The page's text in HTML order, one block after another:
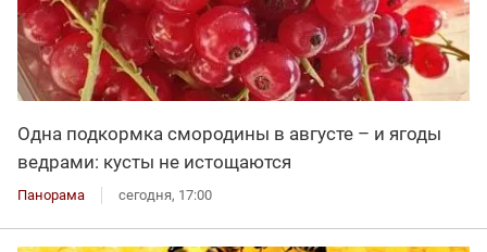
Одна подкормка смородины в августе – и ягоды
ведрами: кусты не истощаются
Панорама сегодня, 17:00